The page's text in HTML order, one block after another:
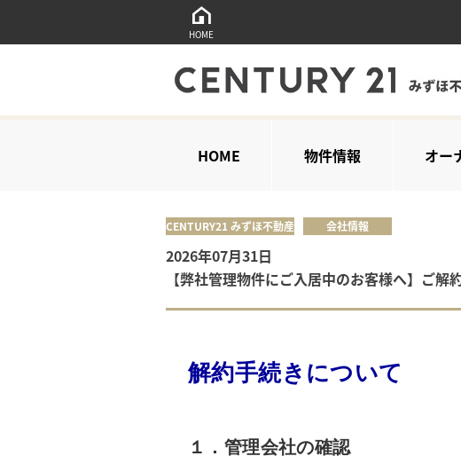
HOME
HOME 物件情報 オー
CENTURY21 みずほ不動産 会社情報
2026年07月31日
【弊社管理物件にご入居中のお客様へ】ご解
解約手続きについて
１．管理会社の確認